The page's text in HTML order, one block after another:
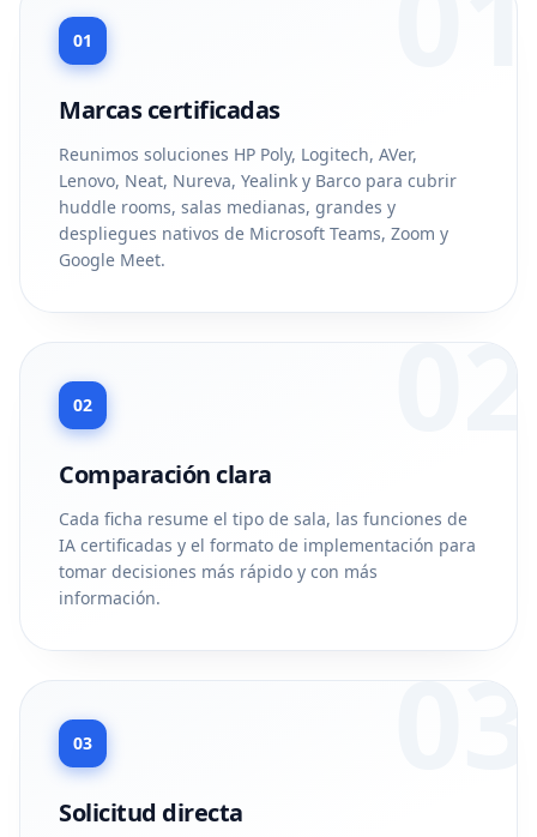
01
Marcas certificadas
Reunimos soluciones HP Poly, Logitech, AVer,
Lenovo, Neat, Nureva, Yealink y Barco para cubrir
huddle rooms, salas medianas, grandes y
despliegues nativos de Microsoft Teams, Zoom y
Google Meet.
02
02
Comparación clara
Cada ficha resume el tipo de sala, las funciones de
IA certificadas y el formato de implementación para
tomar decisiones más rápido y con más
información.
03
03
Solicitud directa